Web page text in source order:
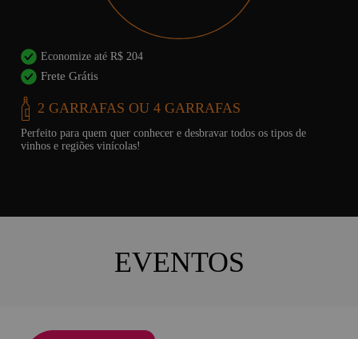
de
Economize até R$ 650
Frete Grátis
6 GARRAFAS
Tenha um vinho sempre à mão!
É o plano ideal para manter a adega cheia de vinhos durante
EVENTOS